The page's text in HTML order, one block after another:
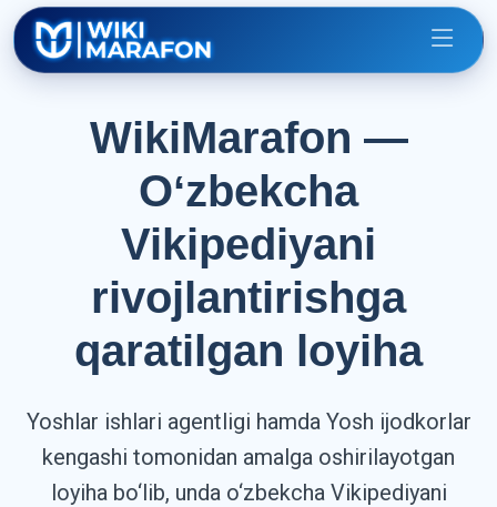
WikiMarafon —
Oʻzbekcha
Vikipediyani
rivojlantirishga
qaratilgan loyiha
Yoshlar ishlari agentligi hamda Yosh ijodkorlar
kengashi tomonidan amalga oshirilayotgan
loyiha bo‘lib, unda o‘zbekcha Vikipediyani